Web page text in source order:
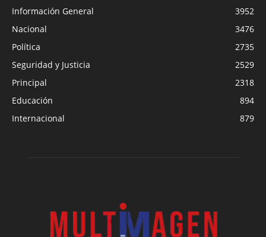
Información General
3952
Nacional
3476
Política
2735
Seguridad y Justicia
2529
Principal
2318
Educación
894
Internacional
879